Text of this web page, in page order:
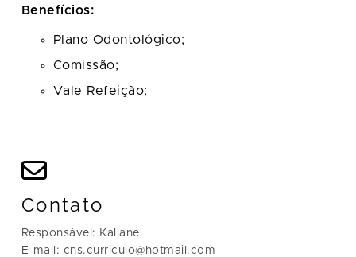
Contato
Responsável: Kaliane
E-mail: cns.curriculo@hotmail.com
Benefícios:
Plano Odontológico;
Comissão;
Vale Refeição;